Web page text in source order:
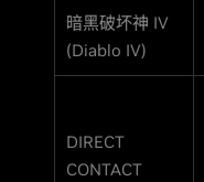
暗黑破坏神 IV
(Diablo IV)
DIRECT
CONTACT